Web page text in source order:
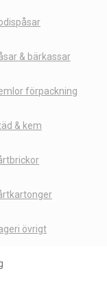
& bärkassar
förpackning
& kem
övrigt